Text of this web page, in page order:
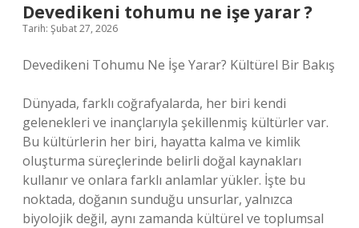
Devedikeni tohumu ne işe yarar ?
Tarih: Şubat 27, 2026
Devedikeni Tohumu Ne İşe Yarar? Kültürel Bir Bakış
Dünyada, farklı coğrafyalarda, her biri kendi
gelenekleri ve inançlarıyla şekillenmiş kültürler var.
Bu kültürlerin her biri, hayatta kalma ve kimlik
oluşturma süreçlerinde belirli doğal kaynakları
kullanır ve onlara farklı anlamlar yükler. İşte bu
noktada, doğanın sunduğu unsurlar, yalnızca
biyolojik değil, aynı zamanda kültürel ve toplumsal